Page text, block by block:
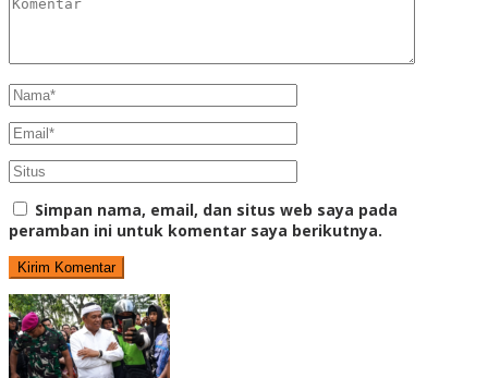
Simpan nama, email, dan situs web saya pada
peramban ini untuk komentar saya berikutnya.